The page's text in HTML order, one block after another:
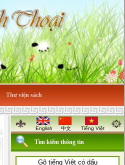
Thư viện sách
English 中文 Tiếng Việt
Tìm kiếm thông tin